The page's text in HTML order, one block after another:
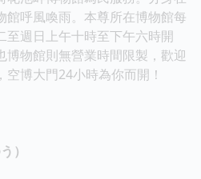
館呼風喚雨。本尊所在博物館每
至週日上午十時至下午六時開
博物館則無營業時間限製，歡迎
博大門24小時為你而開！
）